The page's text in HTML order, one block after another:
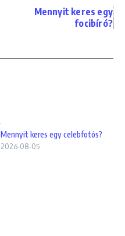
Mennyit keres egy
focibíró?
Mennyit keres egy celebfotós?
2026-08-05